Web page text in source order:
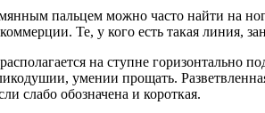
пальцем можно часто найти на
Те, у кого есть такая
на ступне горизонтально
умении прощать.
слабо обозначена и короткая.